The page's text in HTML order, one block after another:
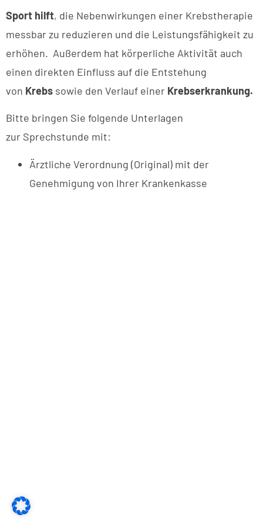
Sport hilft, die Nebenwirkungen einer Krebstherapie
messbar zu reduzieren und die Leistungsfähigkeit zu
erhöhen. Außerdem hat körperliche Aktivität auch
einen direkten Einfluss auf die Entstehung
von Krebs sowie den Verlauf einer Krebserkrankung.
Bitte bringen Sie folgende Unterlagen
zur Sprechstunde mit:
Ärztliche Verordnung (Original) mit der
Genehmigung von Ihrer Krankenkasse